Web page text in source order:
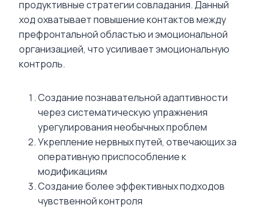
продуктивные стратегии совладания. Данный
ход охватывает повышение контактов между
префронтальной областью и эмоциональной
организацией, что усиливает эмоциональную
контроль.
Создание познавательной адаптивности
через систематическую упражнения
урегулирования необычных проблем
Укрепление нервных путей, отвечающих за
оперативную приспособление к
модификациям
Создание более эффективных подходов
чувственной контроля